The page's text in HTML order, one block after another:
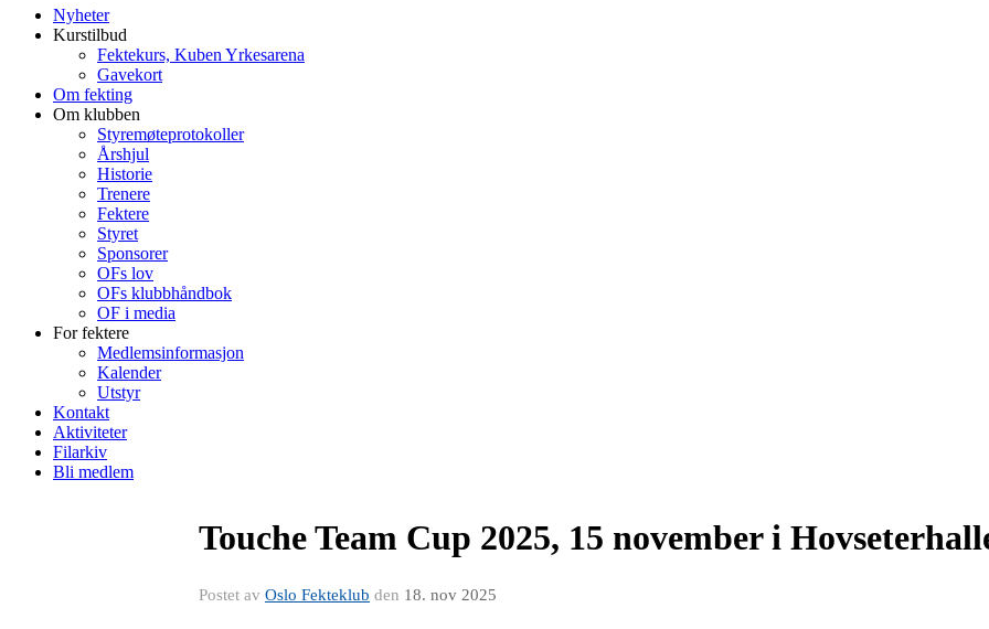
Nyheter
Kurstilbud
Fektekurs, Kuben Yrkesarena
Gavekort
Om fekting
Om klubben
Styremøteprotokoller
Årshjul
Historie
Trenere
Fektere
Styret
Sponsorer
OFs lov
OFs klubbhåndbok
OF i media
For fektere
Medlemsinformasjon
Kalender
Utstyr
Kontakt
Aktiviteter
Filarkiv
Bli medlem
Touche Team Cup 2025, 15 november i
Postet av Oslo Fekteklub den 18. nov 2025